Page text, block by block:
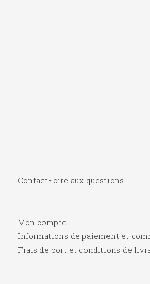
ContactFoire aux questions
Mon compte
Informations de paiement et
Frais de port et conditions de